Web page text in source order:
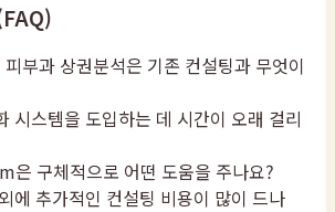
부과 상권분석은 기존 컨설팅과 무엇이
시스템을 도입하는 데 시간이 오래 걸리
은 구체적으로 어떤 도움을 주나요?
에 추가적인 컨설팅 비용이 많이 드나